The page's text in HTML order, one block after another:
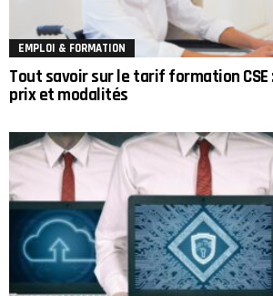
EMPLOI & FORMATION
Tout savoir sur le tarif formation CSE
prix et modalités